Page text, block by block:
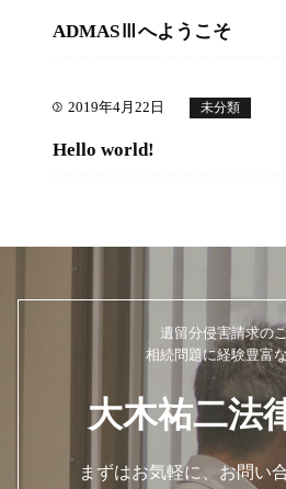
ADMASⅢへようこそ
2019年4月22日 未分類
Hello world!
遺留分侵害請求の
相続問題に経験豊富
大木祐二法
まずはお気軽に、お問い